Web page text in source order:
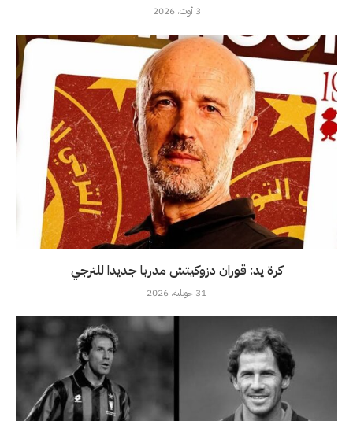
3 أوت، 2026
كرة يد: قوران دزوكيتش مدربا جديدا للترجي
31 جويلية، 2026